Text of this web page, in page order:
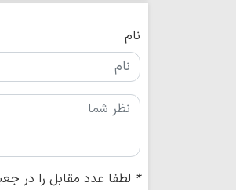
نام
* لطفا عدد مقابل را در